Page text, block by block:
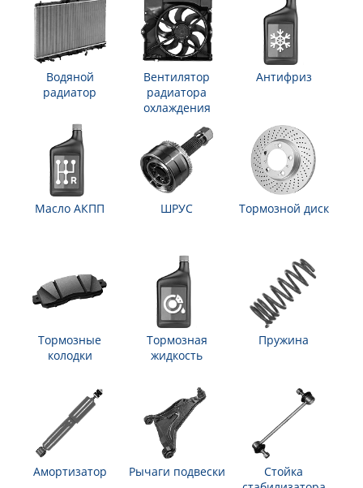
Водяной
радиатор
Вентилятор
радиатора
охлаждения
Антифриз
Масло АКПП ШРУС Тормозной диск
Тормозные
колодки
Тормозная
жидкость
Пружина
Амортизатор Рычаги подвески
Стойка